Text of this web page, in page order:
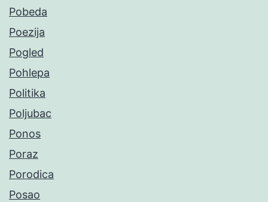
Pobeda
Poezija
Pogled
Pohlepa
Politika
Poljubac
Ponos
Poraz
Porodica
Posao